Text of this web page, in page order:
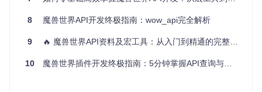
处理最佳实践，避免了因参数理解错误导致的调试问题。
2.3 社区技术分享生态
场景案例：魔兽世界技术社区举办宏命令大赛，参赛者通过wo
8 魔兽世界API开发终极指南：wow_api完全解析
9 🔥 魔兽世界API资料及宏工具：从入门到精通的完整指南 🎮
10 魔兽世界插件开发终极指南：5分钟掌握API查询与宏命令分享